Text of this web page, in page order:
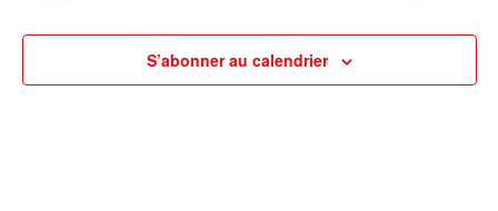
S’abonner au calendrier